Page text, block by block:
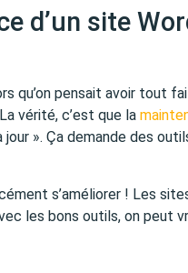
d’un site
qu’on pensait avoir tout
vérité, c’est que la
». Ça demande des
s’améliorer ! Les
les bons outils, on peut